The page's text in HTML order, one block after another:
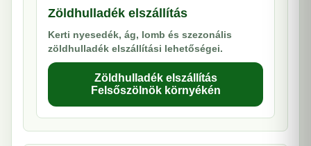
Zöldhulladék elszállítás
Kerti nyesedék, ág, lomb és szezonális
zöldhulladék elszállítási lehetőségei.
Zöldhulladék elszállítás
Felsőszölnök környékén